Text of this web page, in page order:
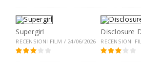
Supergirl
RECENSIONI FILM / 24/06/2026
Disclosure
RECENSIONI